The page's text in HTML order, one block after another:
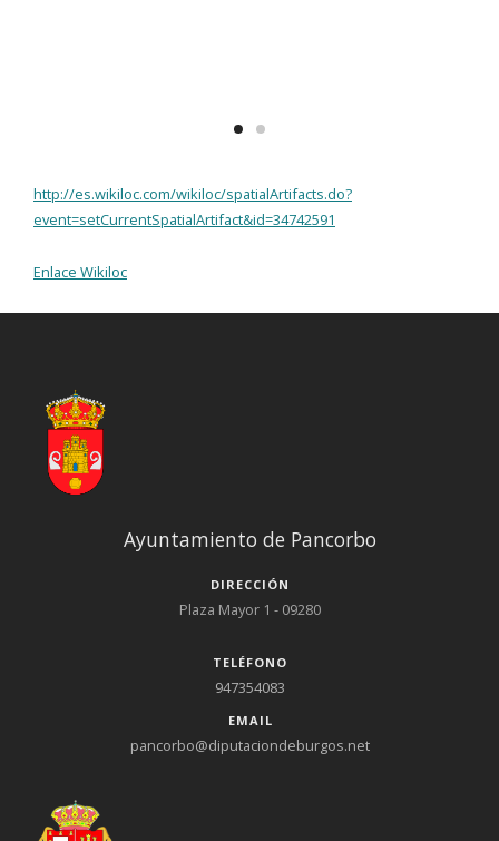
http://es.wikiloc.com/wikiloc/spatialArtifacts.do?
event=setCurrentSpatialArtifact&id=34742591
Enlace Wikiloc
Ayuntamiento de Pancorbo
DIRECCIÓN
Plaza Mayor 1 - 09280
TELÉFONO
947354083
EMAIL
pancorbo@diputaciondeburgos.net